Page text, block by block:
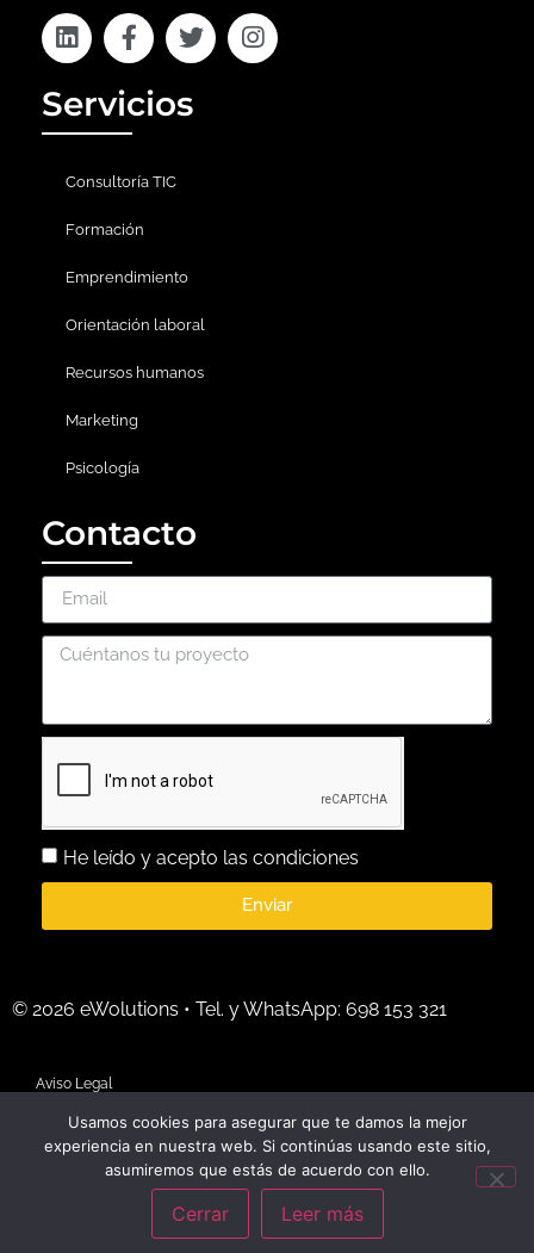
Servicios
Consultoría TIC
Formación
Emprendimiento
Orientación laboral
Recursos humanos
Marketing
Psicología
Contacto
He leído y acepto las condiciones
Enviar
© 2026 eWolutions • Tel. y WhatsApp: 698 153 321
Aviso Legal
Uso y privacidad de datos laborales
Condiciones y privacidad
Usamos cookies para asegurar que te damos la mejor
experiencia en nuestra web. Si continúas usando este sitio,
asumiremos que estás de acuerdo con ello.
Cerrar Leer más